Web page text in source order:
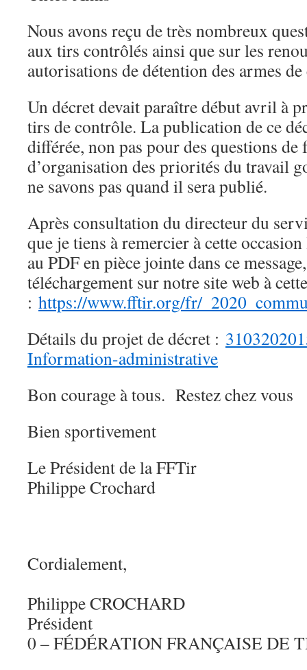
Nous avons reçu de très nombreux
aux tirs contrôlés ainsi que sur les
autorisations de détention des armes
Un décret devait paraître début avril à
tirs de contrôle. La publication de ce
différée, non pas pour des questions de
d’organisation des priorités du travail
ne savons pas quand il sera publié.
Après consultation du directeur du
que je tiens à remercier à cette
au PDF en pièce jointe dans ce
téléchargement sur notre site web à
: https://www.fftir.org/fr/
Détails du projet de décret :
Information-administrative
Bon courage à tous. Restez chez vous
Bien sportivement
Le Président de la FFTir
Philippe Crochard
Cordialement,
Philippe CROCHARD
Président
0 – FÉDÉRATION FRANÇAISE DE